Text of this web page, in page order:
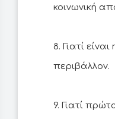
κοινωνική
8. Γιατί
περιβάλλον.
9. Γιατί